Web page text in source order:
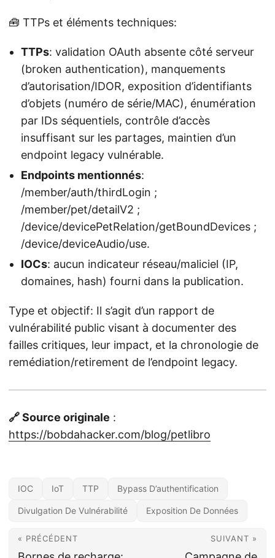
🧰 TTPs et éléments techniques:
TTPs: validation OAuth absente côté serveur
(broken authentication), manquements
d’autorisation/IDOR, exposition d’identifiants
d’objets (numéro de série/MAC), énumération
par IDs séquentiels, contrôle d’accès
insuffisant sur les partages, maintien d’un
endpoint legacy vulnérable.
Endpoints mentionnés:
/member/auth/thirdLogin ;
/member/pet/detailV2 ;
/device/devicePetRelation/getBoundDevices ;
/device/deviceAudio/use.
IOCs: aucun indicateur réseau/maliciel (IP,
domaines, hash) fourni dans la publication.
Type et objectif: Il s’agit d’un rapport de
vulnérabilité public visant à documenter des
failles critiques, leur impact, et la chronologie de
remédiation/retirement de l’endpoint legacy.
🔗 Source originale :
https://bobdahacker.com/blog/petlibro
IOC IoT TTP Bypass D’authentification
Divulgation De Vulnérabilité Exposition De Données
« PRÉCÉDENT SUIVANT »